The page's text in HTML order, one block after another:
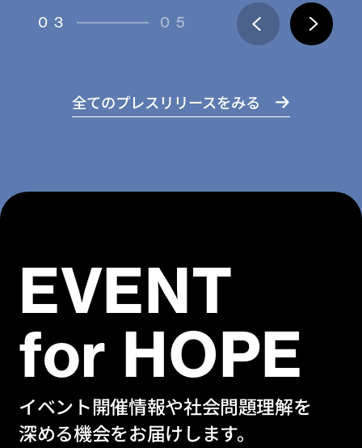
03 05
全てのプレスリリースをみる
EVENT
for HOPE
イベント開催情報や社会問題理解を
深める機会をお届けします。